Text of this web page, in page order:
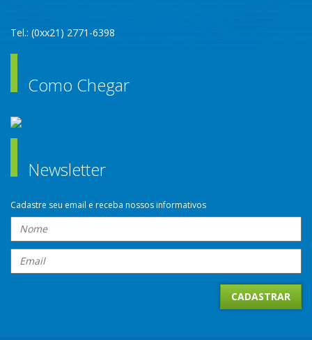
Tel.: (0xx21) 2771-6398
Como Chegar
Newsletter
Cadastre seu email e receba nossos informativos